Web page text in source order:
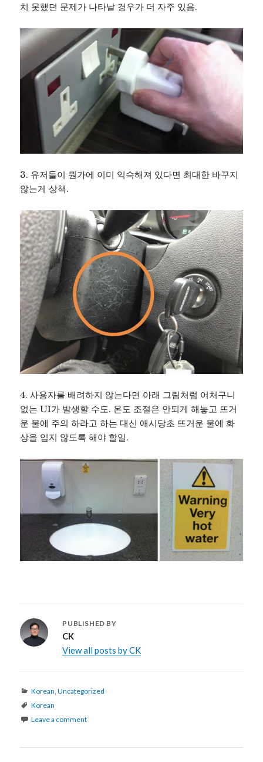
치 못했던 문제가 나타날 경우가 더 자주 있음.
3. 유저들이 뭔가에 이미 익숙해져 있다면 최대한 바꾸지
않는게 상책.
4. 사용자를 배려하지 않는다면 아래 그림처럼 어처구니
없는 UI가 발생할 수도. 온도 조절은 안되게 해놓고 뜨거
운 물에 주의 하라고 하는 대신 애시당초 뜨거운 물에 화
상을 입지 않도록 해야 할일.
PUBLISHED BY
CK
View all posts by CK
Categories
Korean,Uncategorized
Tags
Korean
Leave a comment